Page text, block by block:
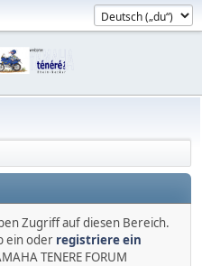
Zugriff auf diesen Bereich.
ein oder registriere ein
TENERE FORUM